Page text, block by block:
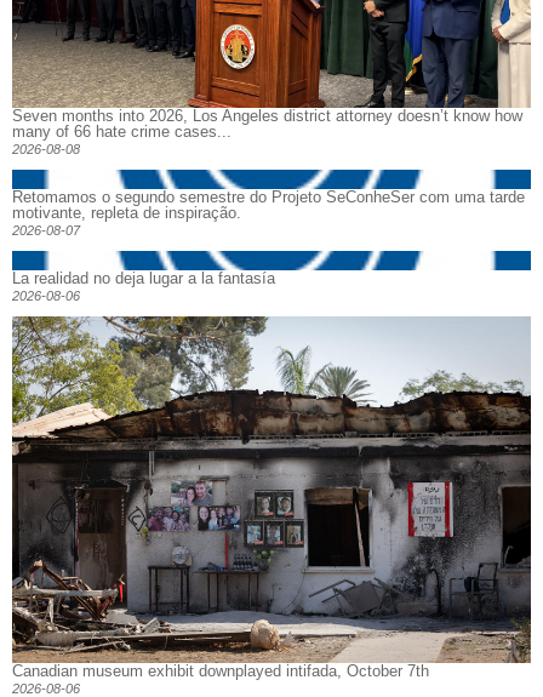
Seven months into 2026, Los Angeles district attorney doesn’t know how
many of 66 hate crime cases...
2026-08-08
Retomamos o segundo semestre do Projeto SeConheSer com uma tarde
motivante, repleta de inspiração.
2026-08-07
La realidad no deja lugar a la fantasía
2026-08-06
Canadian museum exhibit downplayed intifada, October 7th
2026-08-06